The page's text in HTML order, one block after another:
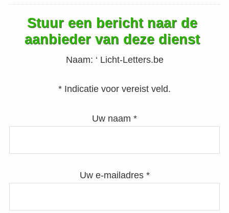
Stuur een bericht naar de
aanbieder van deze dienst
Naam: ‘ Licht-Letters.be
* Indicatie voor vereist veld.
Uw naam *
Uw e-mailadres *